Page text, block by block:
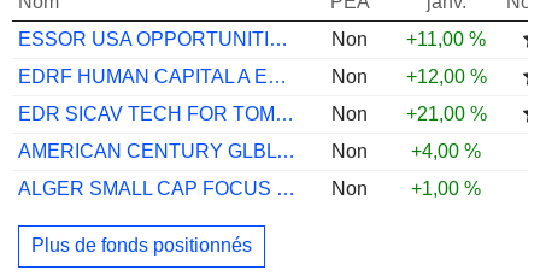
ESSOR USA OPPORTUNITIES P
Non
+11,00 %
EDRF HUMAN CAPITAL A EUR
Non
+12,00 %
EDR SICAV TECH FOR TOMORROW N EUR
Non
+21,00 %
AMERICAN CENTURY GLBL SM CAP EQ F USD
Non
+4,00 %
ALGER SMALL CAP FOCUS I US
Non +1,00 %
Plus de fonds positionnés